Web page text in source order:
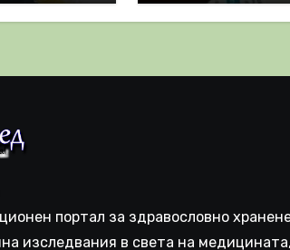
като призна, че
портал за здравословно
изследвания в света на